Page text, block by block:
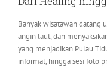
Banyak wisatawan datang
angin laut, dan
yang menjadikan Pulau
informal, hingga sesi foto